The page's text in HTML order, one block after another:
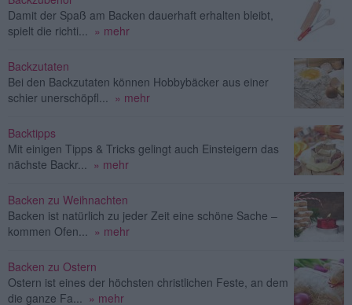
Damit der Spaß am Backen dauerhaft erhalten bleibt,
spielt die richti... » mehr
Backzutaten
Bei den Backzutaten können Hobbybäcker aus einer
schier unerschöpfl... » mehr
Backtipps
Mit einigen Tipps & Tricks gelingt auch Einsteigern das
nächste Backr... » mehr
Backen zu Weihnachten
Backen ist natürlich zu jeder Zeit eine schöne Sache –
kommen Ofen... » mehr
Backen zu Ostern
Ostern ist eines der höchsten christlichen Feste, an dem
die ganze Fa... » mehr